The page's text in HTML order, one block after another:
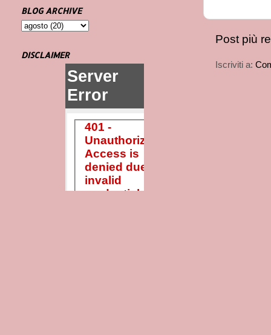
Post più
Iscriviti a:
BLOG ARCHIVE
DISCLAIMER